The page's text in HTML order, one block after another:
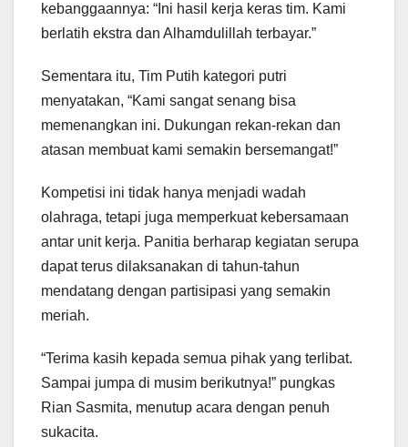
kebanggaannya: “Ini hasil kerja keras tim. Kami
berlatih ekstra dan Alhamdulillah terbayar.”
Sementara itu, Tim Putih kategori putri
menyatakan, “Kami sangat senang bisa
memenangkan ini. Dukungan rekan-rekan dan
atasan membuat kami semakin bersemangat!”
Kompetisi ini tidak hanya menjadi wadah
olahraga, tetapi juga memperkuat kebersamaan
antar unit kerja. Panitia berharap kegiatan serupa
dapat terus dilaksanakan di tahun-tahun
mendatang dengan partisipasi yang semakin
meriah.
“Terima kasih kepada semua pihak yang terlibat.
Sampai jumpa di musim berikutnya!” pungkas
Rian Sasmita, menutup acara dengan penuh
sukacita.